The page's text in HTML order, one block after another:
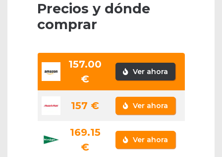
Precios y dónde
comprar
157.00
€
Ver ahora
157 € Ver ahora
169.15
€
Ver ahora